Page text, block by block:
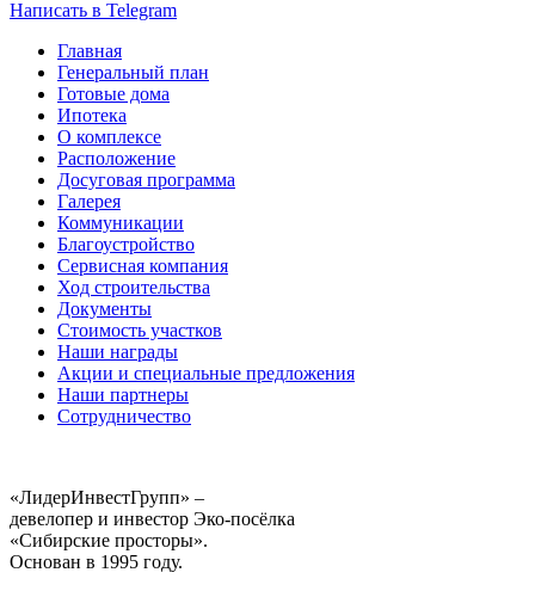
Написать в Telegram
Главная
Генеральный план
Готовые дома
Ипотека
О комплексе
Расположение
Досуговая программа
Галерея
Коммуникации
Благоустройство
Сервисная компания
Ход строительства
Документы
Стоимость участков
Наши награды
Акции и специальные предложения
Наши партнеры
Сотрудничество
«ЛидерИнвестГрупп» –
девелопер и инвестор Эко-посёлка
«Сибирские просторы».
Основан в 1995 году.